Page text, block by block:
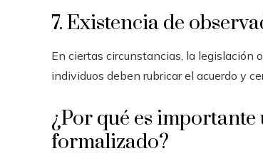
7. Existencia de
En ciertas circunstancias, la legislación
individuos deben rubricar el acuerdo y
¿Por qué es
formalizado?